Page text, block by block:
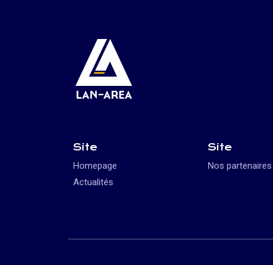
Site
Homepage
Actualités
Site
Nos partenaires